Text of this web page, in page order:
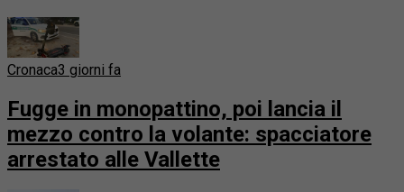
Cronaca3 giorni fa
Fugge in monopattino, poi lancia il
mezzo contro la volante: spacciatore
arrestato alle Vallette